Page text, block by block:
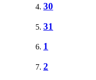
30
31
1
2